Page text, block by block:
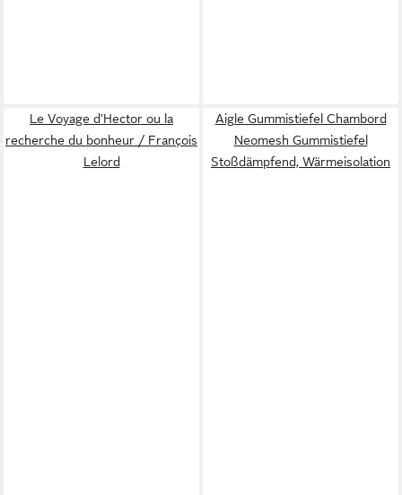
Le Voyage d'Hector ou la
recherche du bonheur / François
Lelord
Aigle Gummistiefel Chambord
Neomesh Gummistiefel
Stoßdämpfend, Wärmeisolation